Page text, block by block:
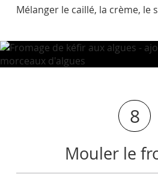
Mélanger le caillé, la crème, le
8
Mouler le